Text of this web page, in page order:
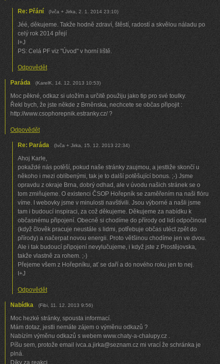
Re: Přání (Ivča + Jirka 2. 1. 2014 23:10)
Jéé, děkujeme. Takže hodně zdraví, štěstí, radostí a skvělou náladu po
celý rok 2014 přejí
I+J
PS: Celá PF viz "Úvod" v horní liště.
Odpovědět
Paráda (KarelK 14. 12. 2013 10:53)
Moc pěkné, odkaz si uložím a určitě použiju jako tip pro své toulky.
Řekl bych, že jste někde z Brněnska, nechcete se občas připojit :
http://www.csophorepnik.estranky.cz/ ?
Odpovědět
Re: Paráda (Ivča + Jirka 15. 12. 2013 22:34)
Ahoj Karle,
pokaždé nás potěší, pokud naše stránky zaujmou, a jestliže skončí u
někoho i mezi oblíbenými, tak je to další potěšující bonus. ;-) Jsme
opravdu z okraje Brna, dobrý odhad, ale v úvodu našich stránek se o
tom zmiňujeme. O existenci ČSOP Hořepník se zaměřením na naši flóru
víme. I webovky jsme v minulosti navštívili. Jsou výborné a našli jsme
tam i budoucí inspiraci, za což děkujeme. Děkujeme za nabídku k
občasnému připojení. Obecně si chodíme do přírody od lidí odpočinout
(když člověk pracuje neustále s lidmi, potřebuje občas utéct zpět do
přírody) a načerpat novou energii. Proto většinou chodíme jen ve dvou.
Ale i tak budoucí připojení nevylučujeme, i když jste z Prostějovska,
takže vlastně za rohem. ;-)
Přejeme všem z Hořepníku, ať se daří a do nového roku jen to nej.
I+J
Odpovědět
Nabídka (Fibi 11. 12. 2013 9:56)
Moc hezké stránky, spousta informací.
Mám dotaz, jestli nemáte zájem o výměnu odkazů ?
Nabízím výměnu odkazů s webem www.chaty-a-chalupy.cz .
Píšu sem, protože email ivca.a.jirka@seznam.cz mi vrací že schránka je
plná.
Díky za reakci